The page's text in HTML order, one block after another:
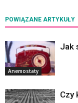
POWIĄZANE ARTYKUŁY
Anemostaty
Jak
Czy